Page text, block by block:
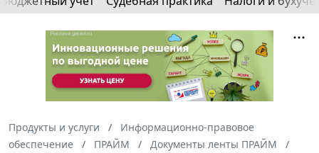
Продукты и услуги
Информационно-правовое
обеспечение
ПРАЙМ
Документы ленты ПРАЙМ